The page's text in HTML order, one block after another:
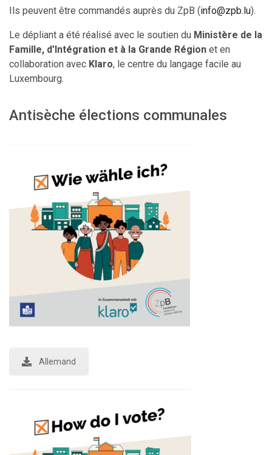
Ils peuvent être commandés auprès du ZpB (info@zpb.lu).
Le dépliant a été réalisé avec le soutien du Ministère de la
Famille, d’Intégration et à la Grande Région et en
collaboration avec Klaro, le centre du langage facile au
Luxembourg.
Antisèche élections communales
Allemand